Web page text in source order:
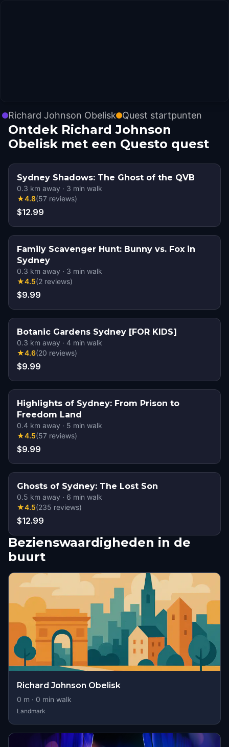
Richard Johnson Obelisk Quest startpunten
Ontdek Richard Johnson
Obelisk met een Questo quest
Sydney Shadows: The Ghost of the QVB
0.3 km away · 3 min walk
★4.8(57 reviews)
$12.99
Family Scavenger Hunt: Bunny vs. Fox in
Sydney
0.3 km away · 3 min walk
★4.5(2 reviews)
$9.99
Botanic Gardens Sydney [FOR KIDS]
0.3 km away · 4 min walk
★4.6(20 reviews)
$9.99
Highlights of Sydney: From Prison to
Freedom Land
0.4 km away · 5 min walk
★4.5(57 reviews)
$9.99
Ghosts of Sydney: The Lost Son
0.5 km away · 6 min walk
★4.5(235 reviews)
$12.99
Bezienswaardigheden in de
buurt
Richard Johnson Obelisk
0 m · 0 min walk
Landmark